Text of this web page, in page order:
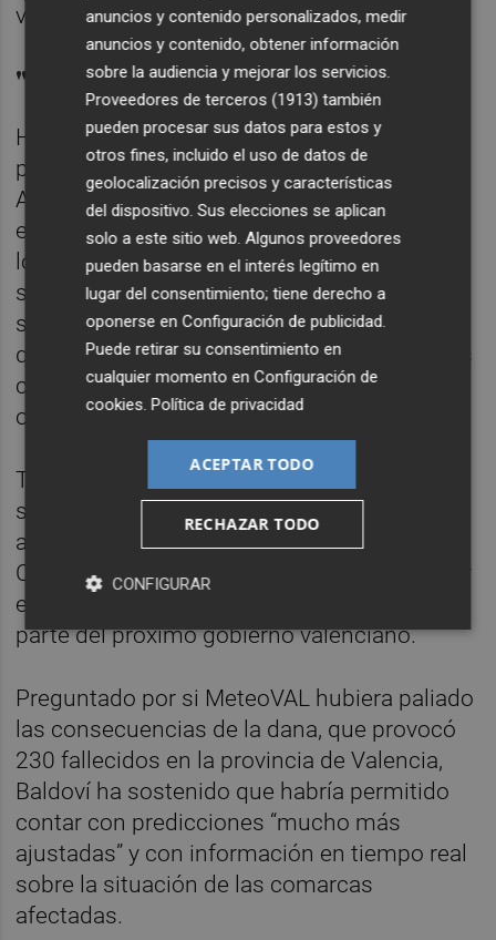
vinculadas a la meteorología.
"No queremos duplicidades"
Ha remarcado que no ha tratado la
propuesta con el delegado territorial de
Aemet,José Ángel Núñez
, pero sí con
expertos en materia de meteorología como
los de Avamet. Además, ha insistido en que
su intención es complementar a Aemet y no
sustituirla: “No queremos duplicidades,
queremos colaboración y complementarnos
con un servicio propio tal como ya tienen
otras autonomías”.
Tras defender que es una propuesta “de
sentido común” que debe contar “con el
apoyo unánime” del resto de grupos de Les
Corts, el síndic se ha comprometido a poner
el servicio en marcha si Compromís forma
parte del próximo gobierno valenciano.
Preguntado por si MeteoVAL hubiera paliado
las consecuencias de la dana, que provocó
230 fallecidos en la provincia de Valencia,
Baldoví ha sostenido que habría permitido
contar con predicciones “mucho más
ajustadas” y con información en tiempo real
sobre la situación de las comarcas
afectadas.
anuncios y contenido personalizados, medir
anuncios y contenido, obtener información
sobre la audiencia y mejorar los servicios.
Proveedores de terceros (1913) también
pueden procesar sus datos para estos y
otros fines, incluido el uso de datos de
geolocalización precisos y características
del dispositivo. Sus elecciones se aplican
solo a este sitio web. Algunos proveedores
pueden basarse en el interés legítimo en
lugar del consentimiento; tiene derecho a
oponerse enConfiguración de publicidad.
Puede retirar su consentimiento en
cualquier momento enConfiguración de
cookies.Política de privacidad
ACEPTAR TODO
RECHAZAR TODO
CONFIGURAR